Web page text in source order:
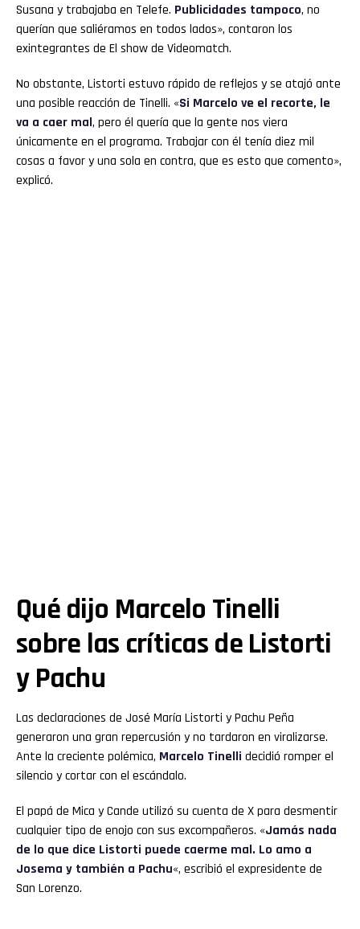
Susana y trabajaba en Telefe. Publicidades tampoco, no
querían que saliéramos en todos lados», contaron los
exintegrantes de El show de Videomatch.
No obstante, Listorti estuvo rápido de reflejos y se atajó ante
una posible reacción de Tinelli. «Si Marcelo ve el recorte, le
va a caer mal, pero él quería que la gente nos viera
únicamente en el programa. Trabajar con él tenía diez mil
cosas a favor y una sola en contra, que es esto que comento»,
explicó.
Qué dijo Marcelo Tinelli
sobre las críticas de Listorti
y Pachu
Las declaraciones de José María Listorti y Pachu Peña
generaron una gran repercusión y no tardaron en viralizarse.
Ante la creciente polémica, Marcelo Tinelli decidió romper el
silencio y cortar con el escándalo.
El papá de Mica y Cande utilizó su cuenta de X para desmentir
cualquier tipo de enojo con sus excompañeros. «Jamás nada
de lo que dice Listorti puede caerme mal. Lo amo a
Josema y también a Pachu«, escribió el expresidente de
San Lorenzo.